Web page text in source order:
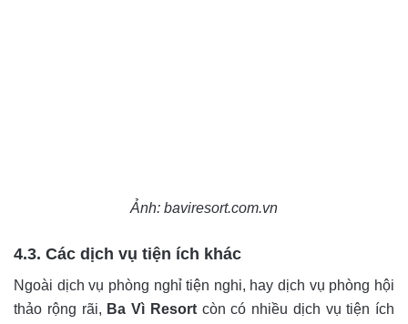
Ảnh: baviresort.com.vn
4.3. Các dịch vụ tiện ích khác
Ngoài dịch vụ phòng nghỉ tiện nghi, hay dịch vụ phòng hội
thảo rộng rãi, Ba Vì Resortcòn có nhiều dịch vụ tiện ích